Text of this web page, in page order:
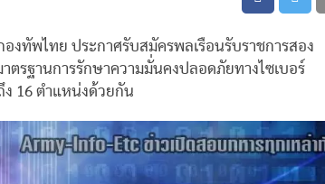
งทัพไทย ประกาศรับสมัครพลเรือนรับราชการสอง
ตรฐานการรักษาความมั่นคงปลอดภัยทางไซเบอร์
ง 16 ตำแหน่งด้วยกัน